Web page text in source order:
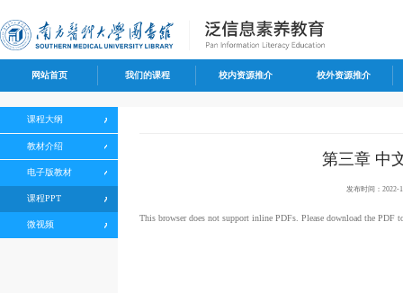
网站首页 我们的课程 校内资源推介 校外资源推介
第三章 中
发布时间：2022-
This browser does not support inline PDFs. Please download the PDF
课程大纲
教材介绍
电子版教材
课程PPT
微视频